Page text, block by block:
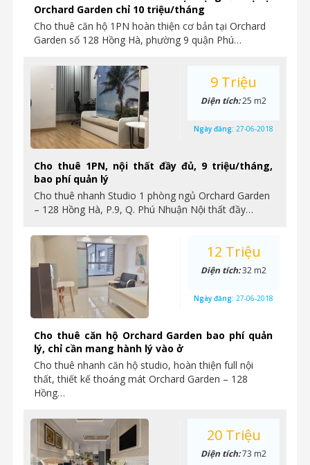
Orchard Garden chỉ 10 triệu/tháng
Cho thuê căn hộ 1PN hoàn thiện cơ bản tại Orchard
Garden số 128 Hồng Hà, phường 9 quận Phú…
Cho thuê 1PN, nội thất đầy đủ, 9 triệu/tháng,
bao phí quản lý
Cho thuê nhanh Studio 1 phòng ngủ Orchard Garden
– 128 Hồng Hà, P.9, Q. Phú Nhuận Nội thất đầy…
9 Triệu
Diện tích:25 m2
Ngày đăng: 27-06-2018
Cho thuê căn hộ Orchard Garden bao phí quản
lý, chỉ cần mang hành lý vào ở
Cho thuê nhanh căn hộ studio, hoàn thiện full nội
thất, thiết kế thoáng mát Orchard Garden – 128
Hồng…
12 Triệu
Diện tích:32 m2
Ngày đăng: 27-06-2018
20 Triệu
Diện tích:73 m2